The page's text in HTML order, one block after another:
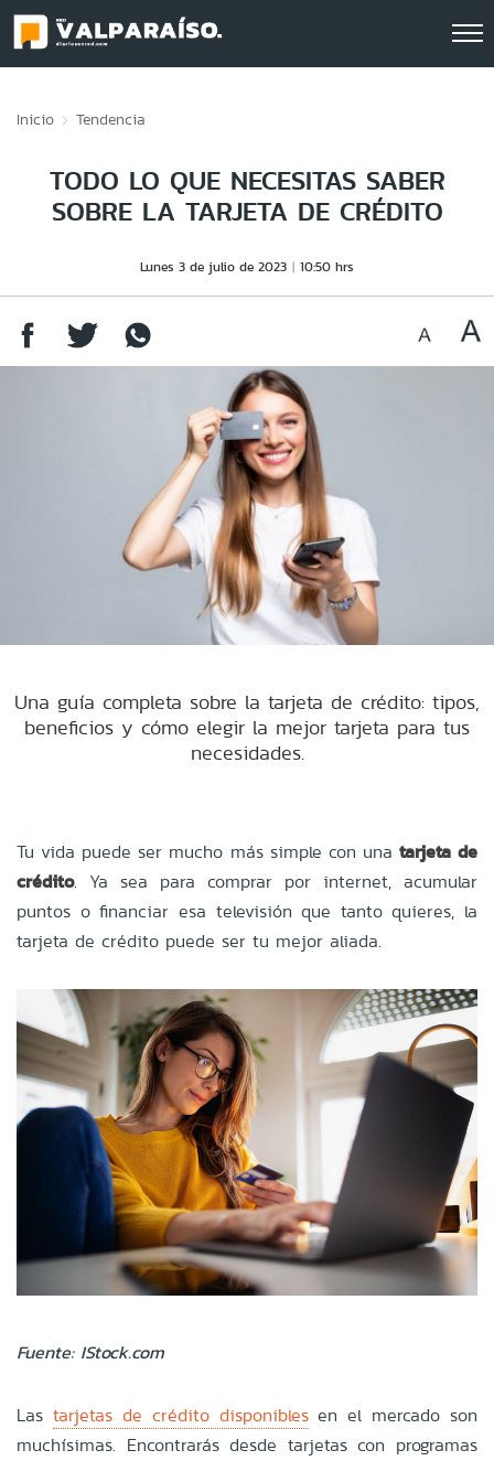
Inicio Tendencia
TODO LO QUE NECESITAS SABER
SOBRE LA TARJETA DE CRÉDITO
Lunes 3 de julio de 2023 10:50 hrs
Una guía completa sobre la tarjeta de crédito: tipos,
beneficios y cómo elegir la mejor tarjeta para tus
necesidades.
Tu vida puede ser mucho más simple con una tarjeta de
crédito. Ya sea para comprar por internet, acumular
puntos o financiar esa televisión que tanto quieres, la
tarjeta de crédito puede ser tu mejor aliada.
Fuente: IStock.com
Las tarjetas de crédito disponiblesen el mercado son
muchísimas. Encontrarás desde tarjetas con programas